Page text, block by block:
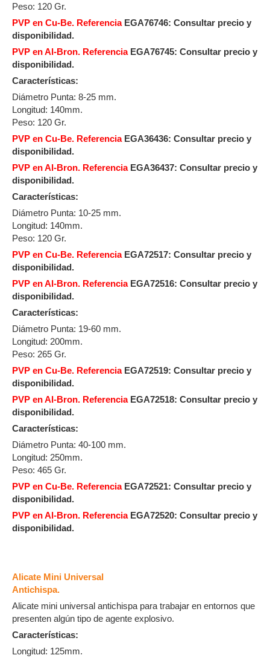
Peso: 120 Gr.
PVP en Cu-Be. ReferenciaEGA76746: Consultar precio y
disponibilidad.
PVP en Al-Bron. ReferenciaEGA76745: Consultar precio y
disponibilidad.
Características:
Diámetro Punta: 8-25 mm.
Longitud: 140mm.
Peso: 120 Gr.
PVP en Cu-Be. ReferenciaEGA36436: Consultar precio y
disponibilidad.
PVP en Al-Bron. ReferenciaEGA36437: Consultar precio y
disponibilidad.
Características:
Diámetro Punta: 10-25 mm.
Longitud: 140mm.
Peso: 120 Gr.
PVP en Cu-Be. ReferenciaEGA72517: Consultar precio y
disponibilidad.
PVP en Al-Bron. ReferenciaEGA72516: Consultar precio y
disponibilidad.
Características:
Diámetro Punta: 19-60 mm.
Longitud: 200mm.
Peso: 265 Gr.
PVP en Cu-Be. ReferenciaEGA72519: Consultar precio y
disponibilidad.
PVP en Al-Bron. ReferenciaEGA72518: Consultar precio y
disponibilidad.
Características:
Diámetro Punta: 40-100 mm.
Longitud: 250mm.
Peso: 465 Gr.
PVP en Cu-Be. ReferenciaEGA72521: Consultar precio y
disponibilidad.
PVP en Al-Bron. ReferenciaEGA72520: Consultar precio y
disponibilidad.
Alicate Mini Universal
Antichispa.
Alicate mini universal antichispa para trabajar en entornos que
presenten algún tipo de agente explosivo.
Características:
Longitud: 125mm.